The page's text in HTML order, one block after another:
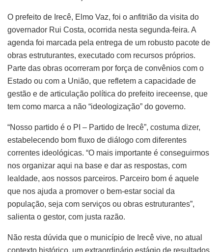
O prefeito de Irecê, Elmo Vaz, foi o anfitrião da visita do
governador Rui Costa, ocorrida nesta segunda-feira. A
agenda foi marcada pela entrega de um robusto pacote de
obras estruturantes, executado com recursos próprios.
Parte das obras ocorreram por força de convênios com o
Estado ou com a União, que refletem a capacidade de
gestão e de articulação política do prefeito ireceense, que
tem como marca a não “ideologização” do governo.
“Nosso partido é o PI – Partido de Irecê”, costuma dizer,
estabelecendo bom fluxo de diálogo com diferentes
correntes ideológicas. “O mais importante é conseguirmos
nos organizar aqui na base e dar as respostas, com
lealdade, aos nossos parceiros. Parceiro bom é aquele
que nos ajuda a promover o bem-estar social da
população, seja com serviços ou obras estruturantes”,
salienta o gestor, com justa razão.
Não resta dúvida que o município de Irecê vive, no atual
contexto histórico, um extraordinário estágio de resultados